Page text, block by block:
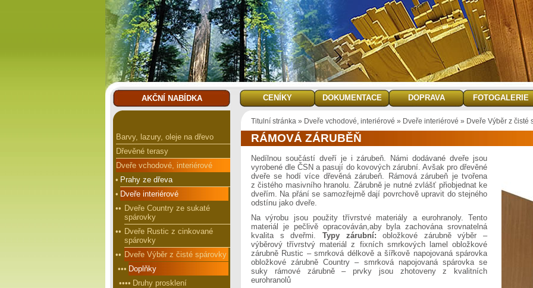
CENÍKY DOKUMENTACE DOPRAVA FOTOGALERIE
Barvy, lazury, oleje na dřevo
Dřevěné terasy
Dveře vchodové, interiérové
• Prahy ze dřeva
• Dveře interiérové
•• Dveře Country ze sukaté
spárovky
•• Dveře Rustic z cinkované
spárovky
•• Dveře Výběr z čisté spárovky
••• Doplňky
•••• Druhy prosklení
AKČNÍ NABÍDKA
Titulní stránka » Dveře vchodové, interiérové » Dveře interiérové » Dveře Výběr z čisté
RÁMOVÁ ZÁRUBĚŇ
Nedílnou součástí dveří je i zárubeň. Námi dodávané dveře jsou
vyrobené dle ČSN a pasují do kovových zárubní. Avšak pro dřevěné
dveře se hodí více dřevěná zárubeň. Rámová zárubeň je tvořena
z čistého masivního hranolu. Zárubně je nutné zvlášť přiobjednat ke
dveřím. Na přání se samozřejmě dají povrchově upravit do stejného
odstínu jako dveře.
Na výrobu jsou použity třívrstvé materiály a eurohranoly. Tento
materiál je pečlivě opracováván,aby byla zachována srovnatelná
kvalita s dveřmi. Typy zárubní: obložkové zárubně výběr –
výběrový třívrstvý materiál z fixních smrkových lamel obložkové
zárubně Rustic – smrková délkově a šířkově napojovaná spárovka
obložkové zárubně Country – smrková napojovaná spárovka se
suky rámové zárubně – prvky jsou zhotoveny z kvalitních
eurohranolů